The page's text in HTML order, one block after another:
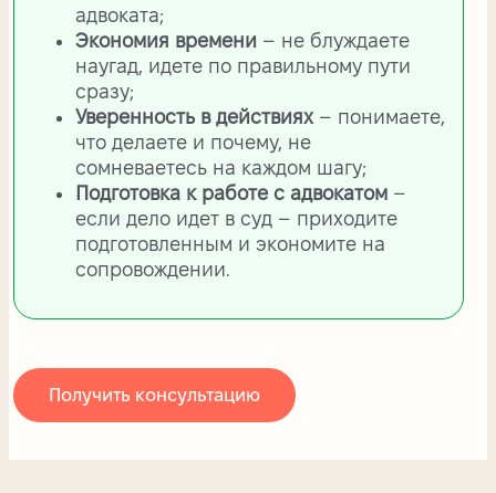
адвоката;
Экономия времени – не блуждаете
наугад, идете по правильному пути
сразу;
Уверенность в действиях– понимаете,
что делаете и почему, не
сомневаетесь на каждом шагу;
Подготовка к работе с адвокатом–
если дело идет в суд – приходите
подготовленным и экономите на
сопровождении.
Получить консультацию